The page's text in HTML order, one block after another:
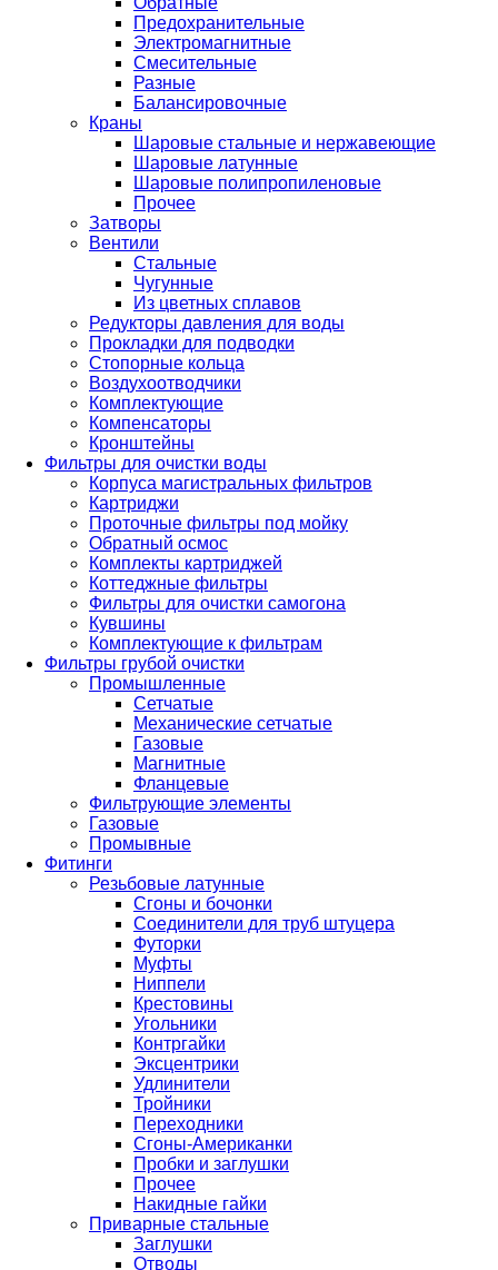
Предохранительные
Электромагнитные
Смесительные
Разные
Балансировочные
Краны
Шаровые стальные и нержавеющие
Шаровые латунные
Шаровые полипропиленовые
Прочее
Затворы
Вентили
Стальные
Чугунные
Из цветных сплавов
Редукторы давления для воды
Прокладки для подводки
Стопорные кольца
Воздухоотводчики
Комплектующие
Компенсаторы
Кронштейны
Фильтры для очистки воды
Корпуса магистральных фильтров
Картриджи
Проточные фильтры под мойку
Обратный осмос
Комплекты картриджей
Коттеджные фильтры
Фильтры для очистки самогона
Кувшины
Комплектующие к фильтрам
Фильтры грубой очистки
Промышленные
Сетчатые
Механические сетчатые
Газовые
Магнитные
Фланцевые
Фильтрующие элементы
Газовые
Промывные
Фитинги
Резьбовые латунные
Сгоны и бочонки
Соединители для труб штуцера
Футорки
Муфты
Ниппели
Крестовины
Угольники
Контргайки
Эксцентрики
Удлинители
Тройники
Переходники
Сгоны-Американки
Пробки и заглушки
Прочее
Накидные гайки
Приварные стальные
Заглушки
Отводы